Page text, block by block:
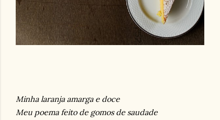
Minha laranja amarga e doce
Meu poema feito de gomos de saudade